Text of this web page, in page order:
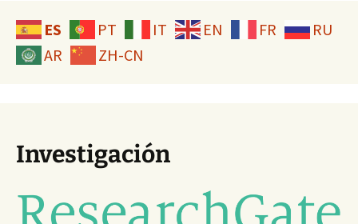
ES PT IT EN FR
RU
AR
ZH-CN
Investigación